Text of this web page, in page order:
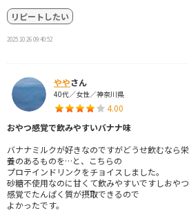
リピートしたい
2025.10.26 09:40:52
ややさん
40代／女性／神奈川県
4.00
おやつ感覚で飲みやすいバナナ味
バナナミルクが好きなのですがどうせ飲むなら栄
養のあるものを…と、こちらの
プロテインドリンクをチョイスしました。
砂糖不使用なのに甘くて飲みやすいですしおやつ
感覚でたんぱく質が摂取できるので
よかったです。